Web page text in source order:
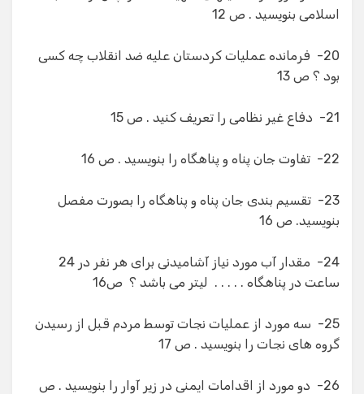
اسلامی بنویسید . ص 12
20- فرمانده عملیات كردستان علیه ضد انقلاب چه كسی
بود ؟ ص 13
21- دفاع غیر نظامی را تعریف كنید . ص 15
22- تفاوت جان پناه و پناهگاه را بنویسید . ص 16
23- تقسیم بندی جان پناه و پناهگاه را بصورت مفصل
بنویسید. ص 16
24- مقدار آب مورد نیاز آشامیدنی برای هر نفر در 24
ساعت در پناهگاه . . . . . لیتر می باشد ؟ ص16
25- سه مورد از عملیات نجات توسط مردم قبل از رسیدن
گروه های نجات را بنویسید . ص 17
26- دو مورد از اقدامات ایمنی در زیر آوار را بنویسید . ص